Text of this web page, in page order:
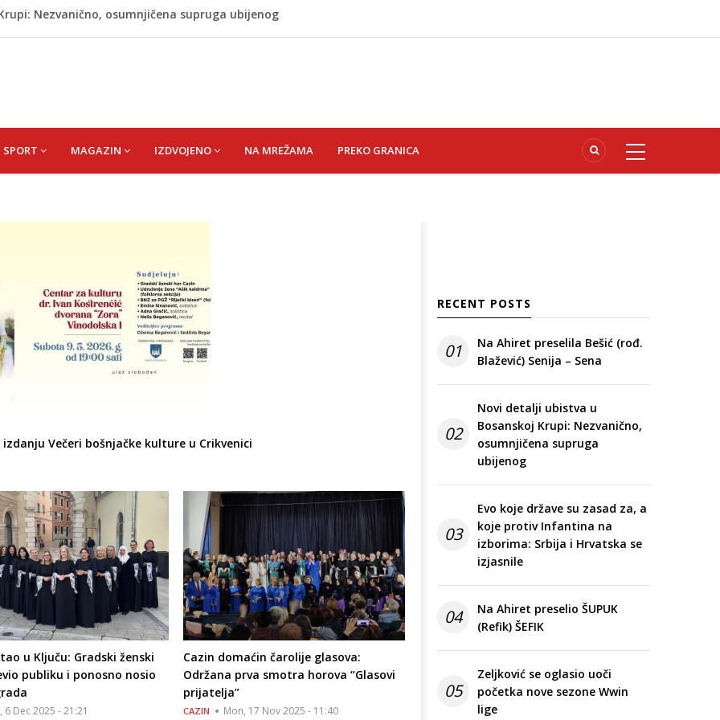
Nezvanično, osumnjičena supruga ubijenog
obilježavanja godišnjice: "Doživjela sam poniženje
sinu"
SPORT MAGAZIN IZDVOJENO NA MREŽAMA PREKO GRANICA
Večeri bošnjačke kulture u Crikvenici
u Ključu: Gradski ženski
publiku i ponosno nosio
6 Dec 2025 - 21:21
Cazin domaćin čarolije glasova:
Održana prva smotra horova “Glasovi
prijatelja”
CAZIN Mon, 17 Nov 2025 - 11:40
RECENT POSTS
01
Na Ahiret preselila Bešić (rođ.
Blažević) Senija – Sena
02
Novi detalji ubistva u
Bosanskoj Krupi: Nezvanično,
osumnjičena supruga
ubijenog
03
Evo koje države su zasad za, a
koje protiv Infantina na
izborima: Srbija i Hrvatska se
izjasnile
04
Na Ahiret preselio ŠUPUK
(Refik) ŠEFIK
05
Zeljković se oglasio uoči
početka nove sezone Wwin
lige